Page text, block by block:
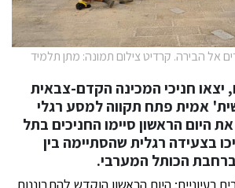
אל הבירה. קרדיט צילום תמונה: מתן תלמיד
יצאו חניכי המכינה הקדם-צבאית
אמית פתח תקווה למסע רגלי
את היום הראשון סיימו החניכים בתל
בצעידה רגלית שהסתיימה בין
הכותל המערבי.